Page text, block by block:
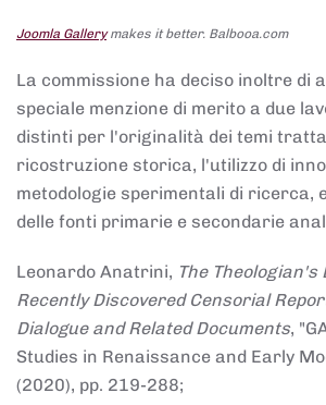
Joomla Gallerymakes it better. Balbooa.com
La commissione ha deciso inoltre di
speciale menzione di merito a due
distinti per l'originalità dei temi
ricostruzione storica, l'utilizzo di
metodologie sperimentali di ricerca,
delle fonti primarie e secondarie
Leonardo Anatrini, The Theologian's
Recently Discovered Censorial
Dialogue and Related Documents,
Studies in Renaissance and Early
(2020), pp. 219-288;